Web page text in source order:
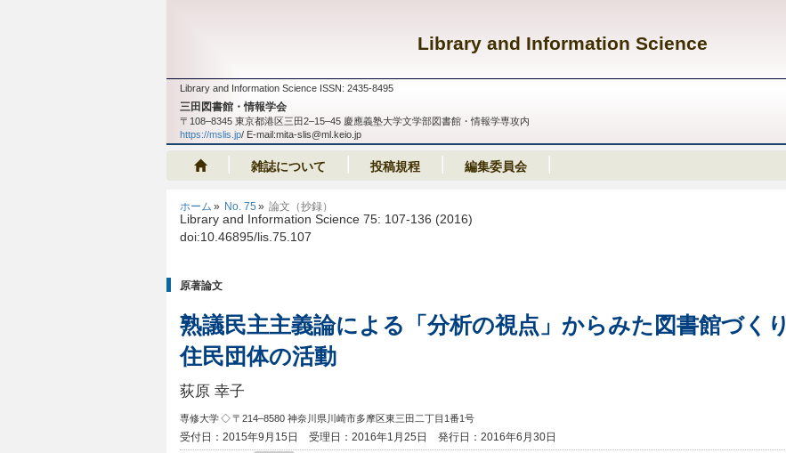
Library and Information Science
Library and Information Science ISSN: 2435-8495
三田図書館・情報学会
〒108‒8345 東京都港区三田2‒15‒45 慶應義塾大学文学部図書館・情報学専攻内
https://mslis.jp/ E-mail:mita-slis@ml.keio.jp
雑誌について 投稿規程 編集委員会
ホーム No. 75 論文（抄録）
Library and Information Science 75: 107-136 (2016)
doi:10.46895/lis.75.107
原著論文
熟議民主主義論による「分析の視点」からみた図書館づくり
住民団体の活動
荻原 幸子
専修大学◇ 〒214–8580 神奈川県川崎市多摩区東三田二丁目1番1号
受付日：2015年9月15日 受理日：2016年1月25日
発行日：2016年6月30日